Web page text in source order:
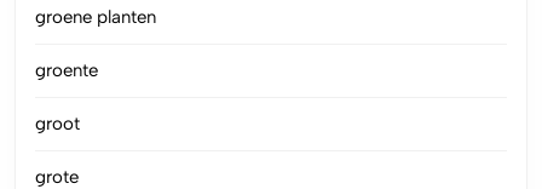
groene planten
groente
groot
grote